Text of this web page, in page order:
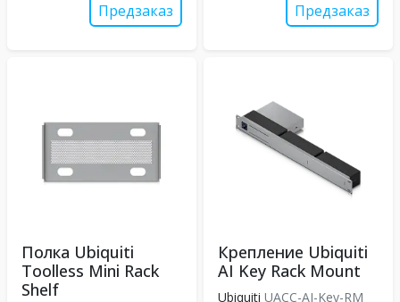
Предзаказ Предзаказ
Полка Ubiquiti
Toolless Mini Rack
Shelf
Крепление Ubiquiti
AI Key Rack Mount
Ubiquiti UACC-AI-Key-RM